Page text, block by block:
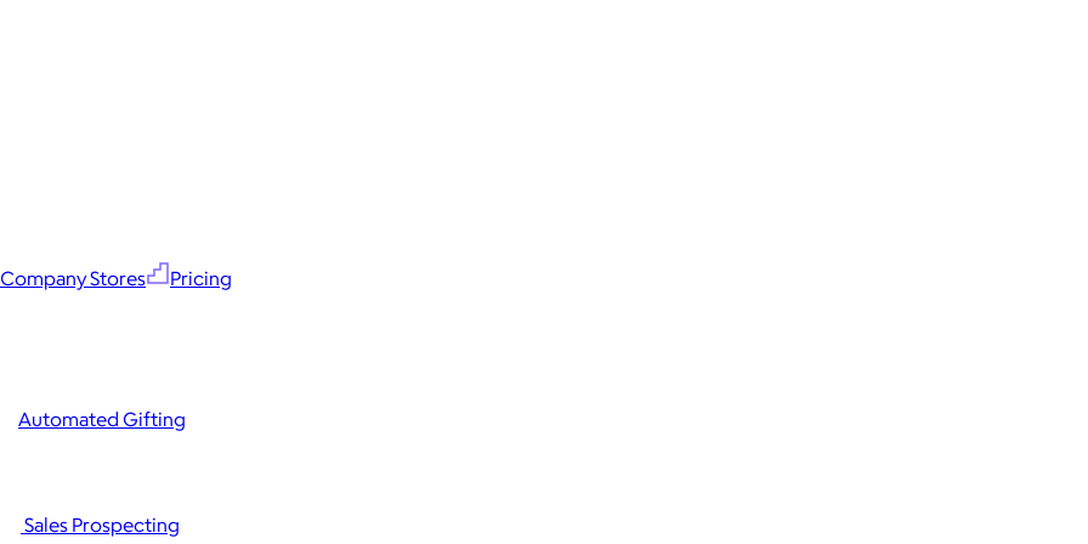
Company Stores Pricing
Sales Prospecting
Automated Gifting